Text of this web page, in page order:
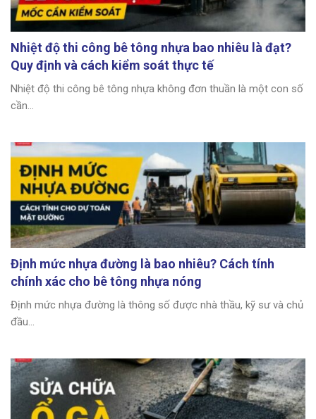
Nhiệt độ thi công bê tông nhựa bao nhiêu là đạt?
Quy định và cách kiểm soát thực tế
Nhiệt độ thi công bê tông nhựa không đơn thuần là một con số
cần...
Định mức nhựa đường là bao nhiêu? Cách tính
chính xác cho bê tông nhựa nóng
Định mức nhựa đường là thông số được nhà thầu, kỹ sư và chủ
đầu...